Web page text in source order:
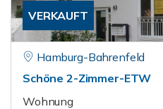
VERKAUFT
Hamburg-Bahrenfeld
Schöne 2-Zimmer-ETW
Wohnung